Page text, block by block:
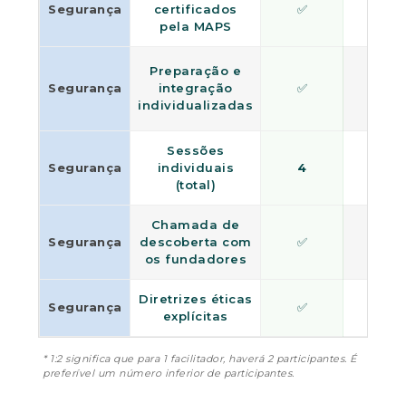
Segurança
certificados
pela MAPS
✅
Segurança
Preparação e
integração
individualizadas
✅
Segurança
Sessões
individuais
(total)
4
Segurança
Chamada de
descoberta com
os fundadores
✅
Segurança
Diretrizes éticas
explícitas
✅
* 1:2 significa que para 1 facilitador, haverá 2 participantes. É
preferível um número inferior de participantes.